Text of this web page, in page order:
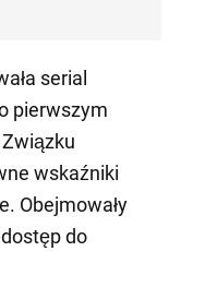
serial
pierwszym
wskaźniki
Obejmowały
do